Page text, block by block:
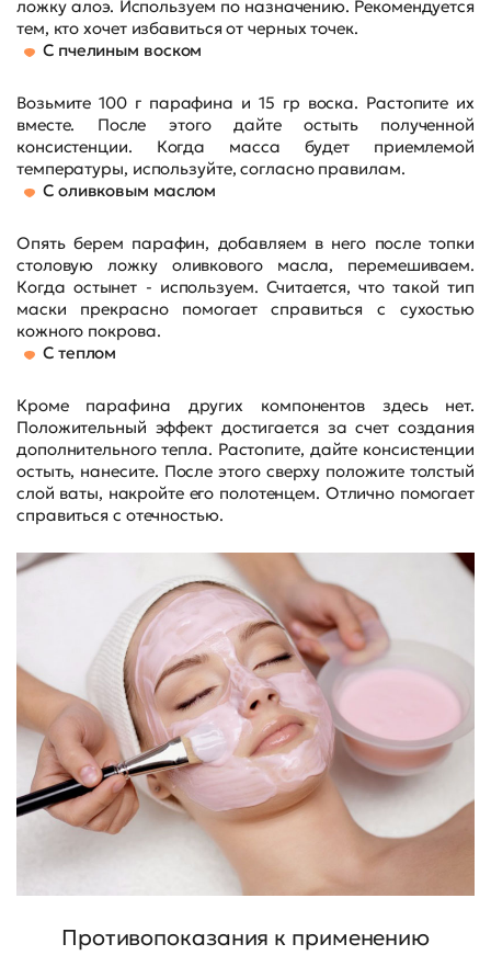
ложку алоэ. Используем по назначению. Рекомендуется
тем, кто хочет избавиться от черных точек.
С пчелиным воском
Возьмите 100 г парафина и 15 гр воска. Растопите их
вместе. После этого дайте остыть полученной
консистенции. Когда масса будет приемлемой
температуры, используйте, согласно правилам.
С оливковым маслом
Опять берем парафин, добавляем в него после топки
столовую ложку оливкового масла, перемешиваем.
Когда остынет - используем. Считается, что такой тип
маски прекрасно помогает справиться с сухостью
кожного покрова.
С теплом
Кроме парафина других компонентов здесь нет.
Положительный эффект достигается за счет создания
дополнительного тепла. Растопите, дайте консистенции
остыть, нанесите. После этого сверху положите толстый
слой ваты, накройте его полотенцем. Отлично помогает
справиться с отечностью.
Противопоказания к применению